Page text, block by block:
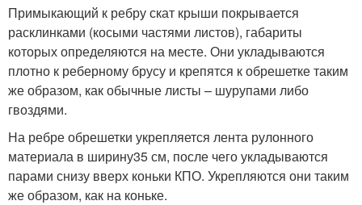
Примыкающий к ребру скат крыши покрывается
расклинками (косыми частями листов), габариты
которых определяются на месте. Они укладываются
плотно к реберному брусу и крепятся к обрешетке таким
же образом, как обычные листы – шурупами либо
гвоздями.
На ребре обрешетки укрепляется лента рулонного
материала в ширину35 см, после чего укладываются
парами снизу вверх коньки КПО. Укрепляются они таким
же образом, как на коньке.